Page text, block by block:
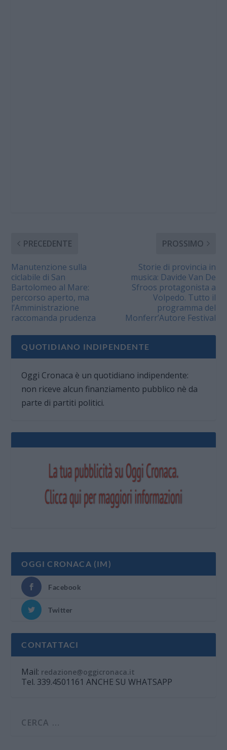
PRECEDENTE
Manutenzione sulla
ciclabile di San
Bartolomeo al Mare:
percorso aperto, ma
l’Amministrazione
raccomanda prudenza
PROSSIMO
Storie di provincia in
musica: Davide Van De
Sfroos protagonista a
Volpedo. Tutto il
programma del
Monferr’Autore Festival
QUOTIDIANO INDIPENDENTE
Oggi Cronaca è un quotidiano indipendente:
non riceve alcun finanziamento pubblico nè da
parte di partiti politici.
OGGI CRONACA (IM)
Facebook
Twitter
CONTATTACI
Mail: redazione@oggicronaca.it
Tel. 339.4501161 ANCHE SU WHATSAPP